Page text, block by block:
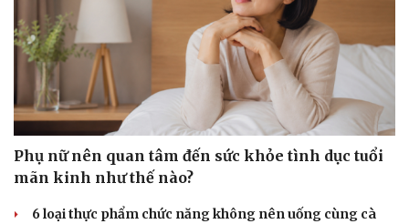
Văn hóa
Sân khấu - Điện ảnh
Văn học
Âm nhạc
Di sản
Giải trí
Nghệ sĩ
Thời trang
Sao Việt
Phụ nữ nên quan tâm đến sức khỏe tình dục tuổi
mãn kinh như thế nào?
6 loại thực phẩm chức năng không nên uống cùng cà